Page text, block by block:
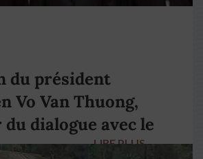
du président
Vo Van Thuong,
dialogue avec le
LIRE PLUS →